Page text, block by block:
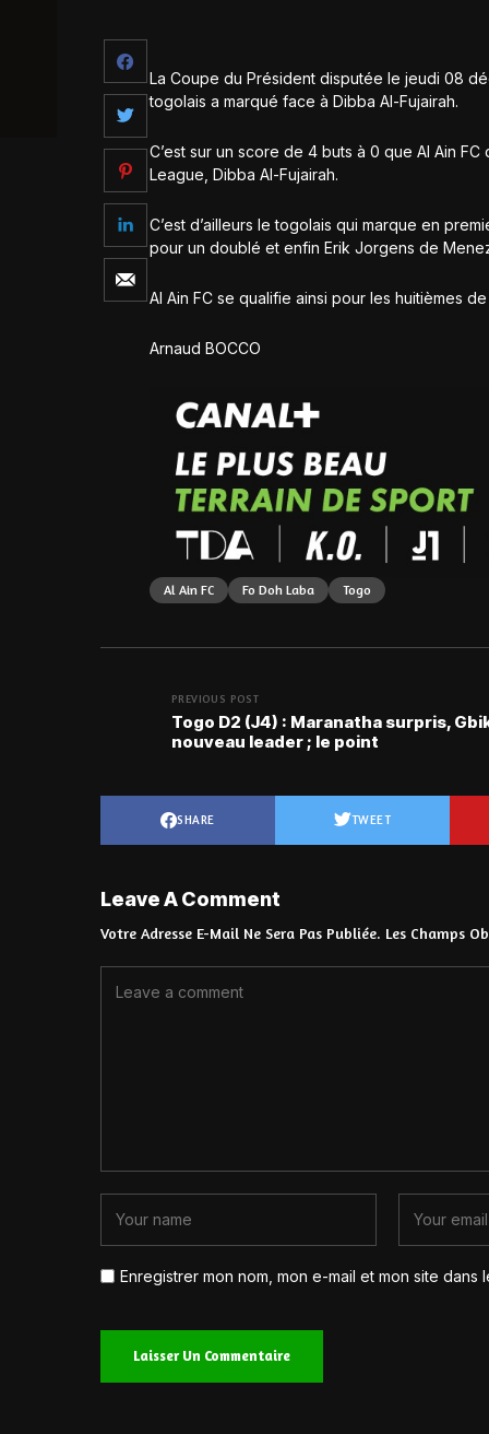
La Coupe du Président disputée le jeudi 08
togolais a marqué face à Dibba Al-Fujairah.
C’est sur un score de 4 buts à 0 que Al Ain
League, Dibba Al-Fujairah.
C’est d’ailleurs le togolais qui marque en
pour un doublé et enfin Erik Jorgens de
Al Ain FC se qualifie ainsi pour les huitièmes
Arnaud BOCCO
Al Ain FC Fo Doh Laba Togo
PREVIOUS POST
Togo D2 (J4) : Maranatha surpris,
nouveau leader ; le point
SHARE TWEET
Leave A Comment
Votre Adresse E-Mail Ne Sera Pas Publiée. Les Champs
Enregistrer mon nom, mon e-mail et mon site